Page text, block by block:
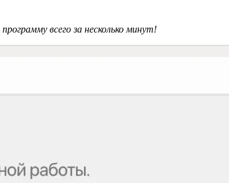
всего за несколько минут!